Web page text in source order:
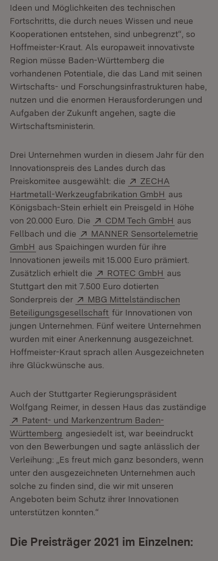
Ideen und Möglichkeiten des technischen
Fortschritts, die durch neues Wissen und neue
Kooperationen entstehen, sind unbegrenzt“, so
Hoffmeister-Kraut. Als europaweit innovativste
Region müsse Baden-Württemberg die
vorhandenen Potentiale, die das Land mit seinen
Wirtschafts- und Forschungsinfrastrukturen habe,
nutzen und die enormen Herausforderungen und
Aufgaben der Zukunft angehen, sagte die
Wirtschaftsministerin.
Drei Unternehmen wurden in diesem Jahr für den
Innovationspreis des Landes durch das
Preiskomitee ausgewählt: die
Extern:
ZECHA
Hartmetall-Werkzeugfabrikation GmbH (Öffnet in
aus
Königsbach-Stein erhielt ein Preisgeld in Höhe
von 20.000 Euro. Die
Extern:
CDM Tech GmbH (Öffnet in
aus
Fellbach und die
Extern:
MANNER Sensortelemetrie
GmbH (Öffnet in neuem Fenster)
aus Spaichingen wurden für ihre
Innovationen jeweils mit 15.000 Euro prämiert.
Zusätzlich erhielt die
Extern:
ROTEC GmbH (Öffnet in
aus
Stuttgart den mit 7.500 Euro dotierten
Sonderpreis der
Extern:
MBG Mittelständischen
Beteiligungsgesellschaft (Öffnet in neuem Fenster)
für Innovationen von
jungen Unternehmen. Fünf weitere Unternehmen
wurden mit einer Anerkennung ausgezeichnet.
Hoffmeister-Kraut sprach allen Ausgezeichneten
ihre Glückwünsche aus.
Auch der Stuttgarter Regierungspräsident
Wolfgang Reimer, in dessen Haus das zuständige
Extern:
Patent- und Markenzentrum Baden-
Württemberg (Öffnet in neuem Fenster)
angesiedelt ist, war beeindruckt
von den Bewerbungen und sagte anlässlich der
Verleihung: „Es freut mich ganz besonders, wenn
unter den ausgezeichneten Unternehmen auch
solche zu finden sind, die wir mit unseren
Angeboten beim Schutz ihrer Innovationen
unterstützen konnten.“
Die Preisträger 2021 im Einzelnen: